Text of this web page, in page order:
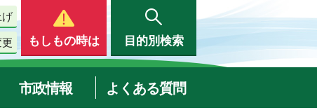
げ
もしもの時は 目的別検索
市政情報 よくある質問